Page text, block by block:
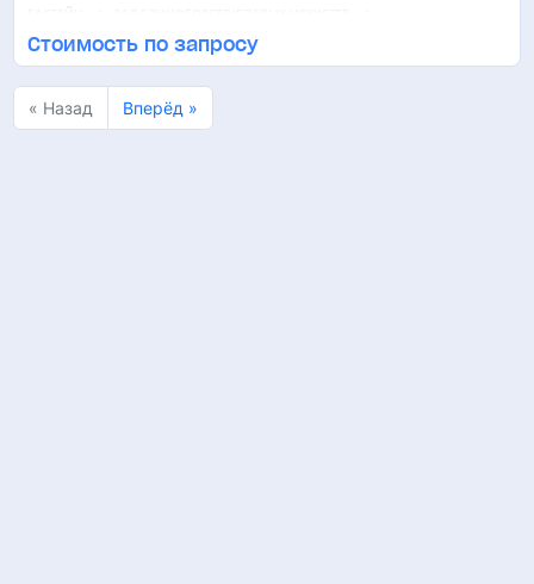
ЗАЛ СУХОГО ПЛАВАНИЯ
ЕЩЁ 8
Стоимость по запросу
« Назад Вперёд »